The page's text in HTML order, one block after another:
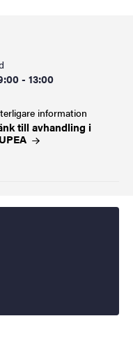
- 13:00
information
till avhandling i